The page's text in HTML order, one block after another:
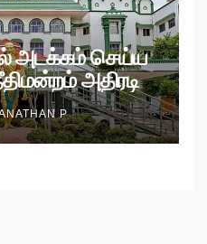
அடக்கம் செய்ய
அதிரடி
P